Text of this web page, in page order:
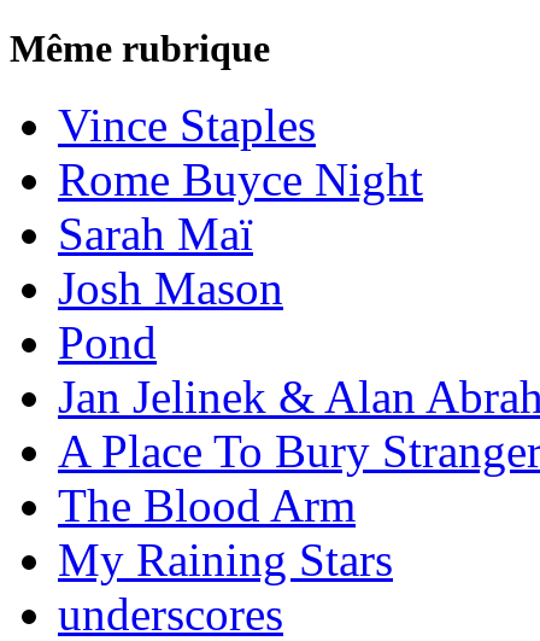
Même rubrique
Vince Staples
Rome Buyce Night
Sarah Maï
Josh Mason
Pond
Jan Jelinek & Alan
A Place To Bury
The Blood Arm
My Raining Stars
underscores